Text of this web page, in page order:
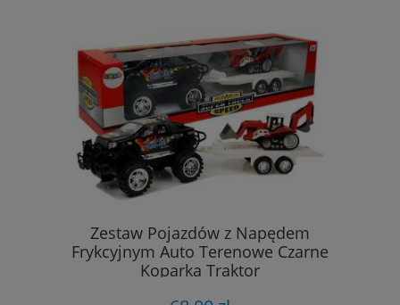
Zestaw Pojazdów z Napędem
Frykcyjnym Auto Terenowe Czarne
Koparka Traktor